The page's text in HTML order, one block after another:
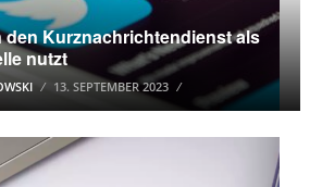
den Kurznachrichtendienst als
nutzt
13. SEPTEMBER 2023